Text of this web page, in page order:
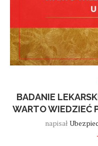
BADANIE
WARTO WIEDZIEĆ
napisał